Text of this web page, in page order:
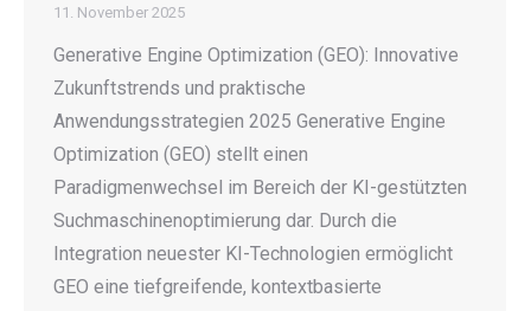
11. November 2025
Generative Engine Optimization (GEO): Innovative
Zukunftstrends und praktische
Anwendungsstrategien 2025 Generative Engine
Optimization (GEO) stellt einen
Paradigmenwechsel im Bereich der KI-gestützten
Suchmaschinenoptimierung dar. Durch die
Integration neuester KI-Technologien ermöglicht
GEO eine tiefgreifende, kontextbasierte